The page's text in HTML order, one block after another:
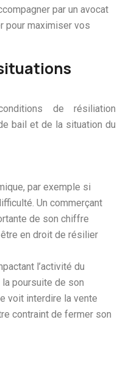
par un avocat
pour maximiser vos
de résiliation
bail et de la situation du
par exemple si
Un commerçant
de son chiffre
en droit de résilier
l’activité du
poursuite de son
voit interdire la vente
contraint de fermer son